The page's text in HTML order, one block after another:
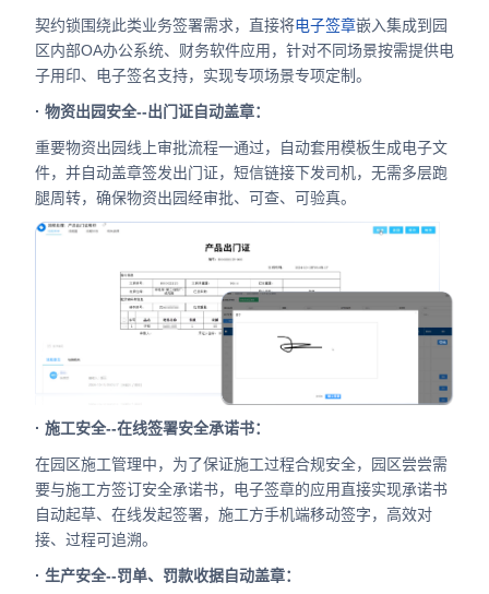
契约锁围绕此类业务签署需求，直接将电子签章嵌入集成到园
区内部OA办公系统、财务软件应用，针对不同场景按需提供电
子用印、电子签名支持，实现专项场景专项定制。
· 物资出园安全--出门证自动盖章：
重要物资出园线上审批流程一通过，自动套用模板生成电子文
件，并自动盖章签发出门证，短信链接下发司机，无需多层跑
腿周转，确保物资出园经审批、可查、可验真。
· 施工安全--在线签署安全承诺书：
在园区施工管理中，为了保证施工过程合规安全，园区尝尝需
要与施工方签订安全承诺书，电子签章的应用直接实现承诺书
自动起草、在线发起签署，施工方手机端移动签字，高效对
接、过程可追溯。
· 生产安全--罚单、罚款收据自动盖章：